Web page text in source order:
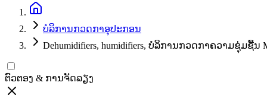
ບໍລິການກວດກາອຸປະກອນ
Dehumidifiers, humidifiers, ບໍລິການກວດກາຄວາມຊຸ່ມຊື້ນ
ຕົວຕອງ & ການຈັດລຽງ